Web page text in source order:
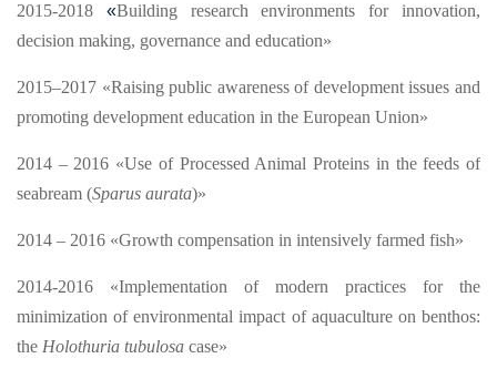
2015-2018 «Building research environments for innovation,
decision making, governance and education»
2015–2017 «Raising public awareness of development issues and
promoting development education in the European Union»
2014 – 2016 «Use of Processed Animal Proteins in the feeds of
seabream (Sparus aurata)»
2014 – 2016 «Growth compensation in intensively farmed fish»
2014-2016 «Implementation of modern practices for the
minimization of environmental impact of aquaculture on benthos:
the Holothuria tubulosa case»